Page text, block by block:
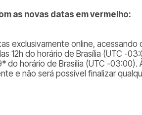
as novas datas em vermelho:
exclusivamente online, acessando
12h do horário de Brasília (UTC -
do horário de Brasília (UTC -03:00).
e não será possível finalizar